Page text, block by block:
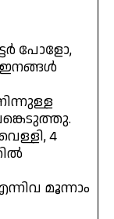
പോളോ,
ഇനങ്ങൾ
4
മൂന്നാം